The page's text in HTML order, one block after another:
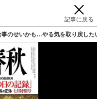
記事に戻る
のせいかも…やる気を取り戻した